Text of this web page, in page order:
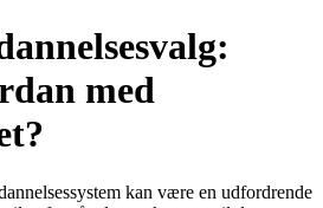
med
kan være en udfordrende